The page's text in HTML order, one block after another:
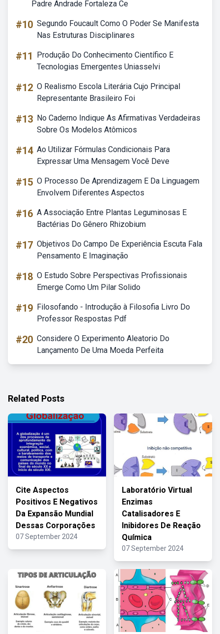
Padre Andrade Fortaleza Ce
#10 Segundo Foucault Como O Poder Se Manifesta
Nas Estruturas Disciplinares
#11
Produção Do Conhecimento Científico E
Tecnologias Emergentes Uniasselvi
#12 O Realismo Escola Literária Cujo Principal
Representante Brasileiro Foi
#13 No Caderno Indique As Afirmativas Verdadeiras
Sobre Os Modelos Atômicos
#14 Ao Utilizar Fórmulas Condicionais Para
Expressar Uma Mensagem Você Deve
#15 O Processo De Aprendizagem E Da Linguagem
Envolvem Diferentes Aspectos
#16 A Associação Entre Plantas Leguminosas E
Bactérias Do Gênero Rhizobium
#17 Objetivos Do Campo De Experiência Escuta Fala
Pensamento E Imaginação
#18 O Estudo Sobre Perspectivas Profissionais
Emerge Como Um Pilar Solido
#19 Filosofando - Introdução à Filosofia Livro Do
Professor Respostas Pdf
#20 Considere O Experimento Aleatorio Do
Lançamento De Uma Moeda Perfeita
Related Posts
Cite Aspectos
Positivos E Negativos
Da Expansão Mundial
Dessas Corporações
07 September 2024
Laboratório Virtual
Enzimas
Catalisadores E
Inibidores De Reação
Química
07 September 2024